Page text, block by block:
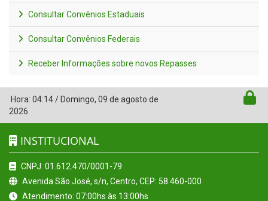
Consultar Convênios Estaduais
Consultar Convênios Federais
Receber Informações sobre novos Repasses
Hora: 04:14/ Domingo, 09 de agosto de
2026
INSTITUCIONAL
CNPJ: 01.612.470/0001-79
Avenida São José, s/n, Centro, CEP: 58.460-000
Atendimento: 07:00hs às 13:00hs